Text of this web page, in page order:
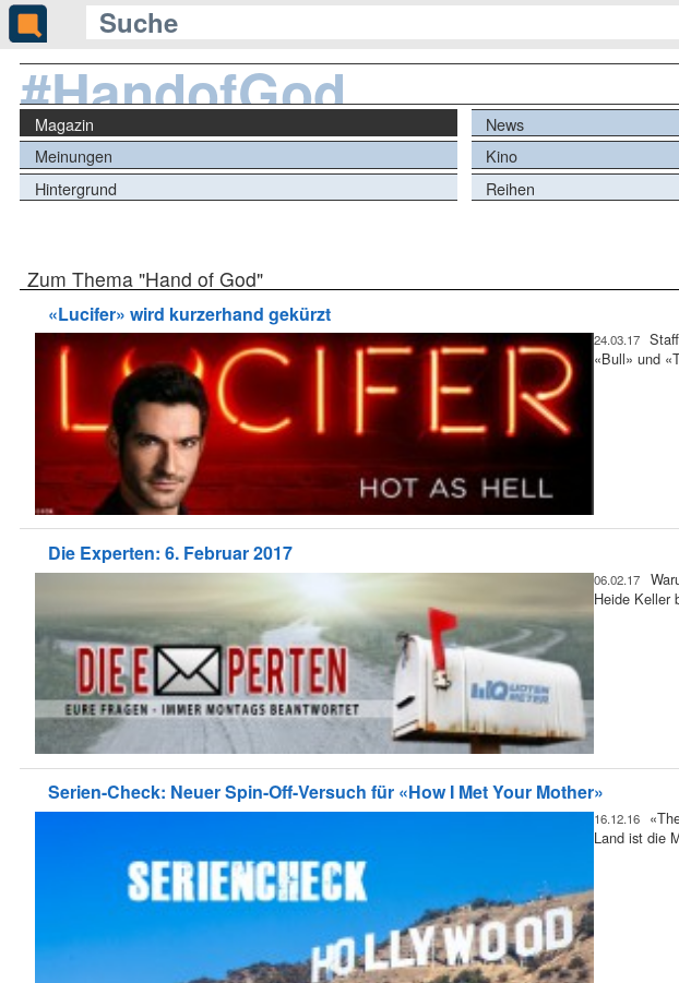
#HandofGod
Magazin News
Meinungen
Kino
Hintergrund
Reihen
Zum Thema "Hand of God"
«Lucifer» wird kurzerhand gekürzt
24.03.17
«Bull» und
Die Experten: 6. Februar 2017
06.02.17
Heide Keller
Serien-Check: Neuer Spin-Off-Versuch für «How I Met Your Mother»
16.12.16
Land ist die